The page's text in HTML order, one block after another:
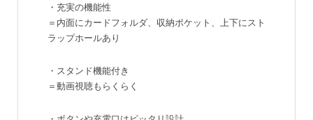
・充実の機能性
＝内面にカードフォルダ、収納ポケット、上下にスト
ラップホールあり
・スタンド機能付き
＝動画視聴もらくらく